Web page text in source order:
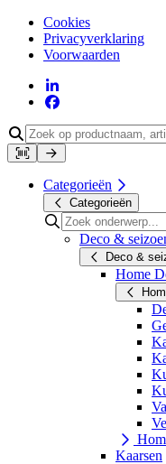
Cookies
Privacyverklaring
Voorwaarden
Categorieën
Categorieën
Deco &
Deco &
Home
Kaarsen